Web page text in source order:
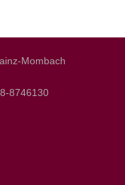
Mombach
8746130